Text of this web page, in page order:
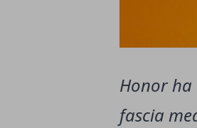
Honor
fascia